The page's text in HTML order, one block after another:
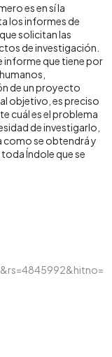
es en sí la
los informes de
solicitan las
de investigación.
informe que tiene por
de un proyecto
objetivo, es preciso
cuál es el problema
de investigarlo,
como se obtendrá y
Índole que se